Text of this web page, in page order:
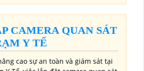
CAMERA QUAN SÁT
Y TẾ
cao sự an toàn và giám sát tại